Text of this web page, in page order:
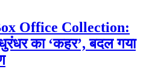
Office Collection:
का ‘कहर’, बदल गया